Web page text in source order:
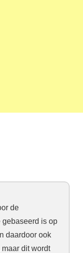
de
is op
daardoor ook
dit wordt